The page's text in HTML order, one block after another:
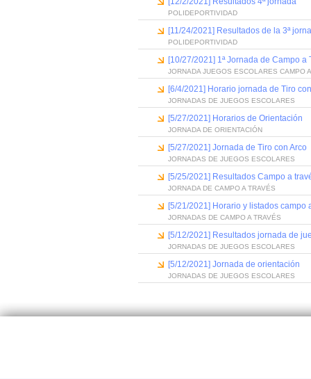
POLIDEPORTIVIDAD
[11/24/2021] Resultados de la 3ª
POLIDEPORTIVIDAD
[10/27/2021] 1ª Jornada de Campo
JORNADA JUEGOS ESCOLARES CAMPO
[6/4/2021] Horario jornada de Tiro
JORNADAS DE JUEGOS ESCOLARES
[5/27/2021] Horarios de Orientación
JORNADA DE ORIENTACIÓN
[5/27/2021] Jornada de Tiro con Arco
JORNADAS DE JUEGOS ESCOLARES
[5/25/2021] Resultados Campo a
JORNADA DE CAMPO A TRAVÉS
[5/21/2021] Horario y listados campo
JORNADAS DE CAMPO A TRAVÉS
[5/12/2021] Resultados jornada de
JORNADAS DE JUEGOS ESCOLARES
[5/12/2021] Jornada de orientación
JORNADAS DE JUEGOS ESCOLARES